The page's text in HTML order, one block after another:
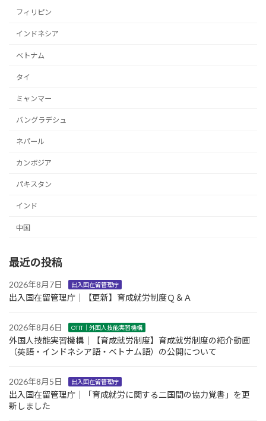
フィリピン
インドネシア
ベトナム
タイ
ミャンマー
バングラデシュ
ネパール
カンボジア
パキスタン
インド
中国
最近の投稿
2026年8月7日 出入国在留管理庁
出入国在留管理庁｜【更新】育成就労制度Ｑ＆Ａ
2026年8月6日 OTIT｜外国人技能実習機構
外国人技能実習機構｜【育成就労制度】育成就労制度の紹介動画
（英語・インドネシア語・ベトナム語）の公開について
2026年8月5日 出入国在留管理庁
出入国在留管理庁｜「育成就労に関する二国間の協力覚書」を更
新しました